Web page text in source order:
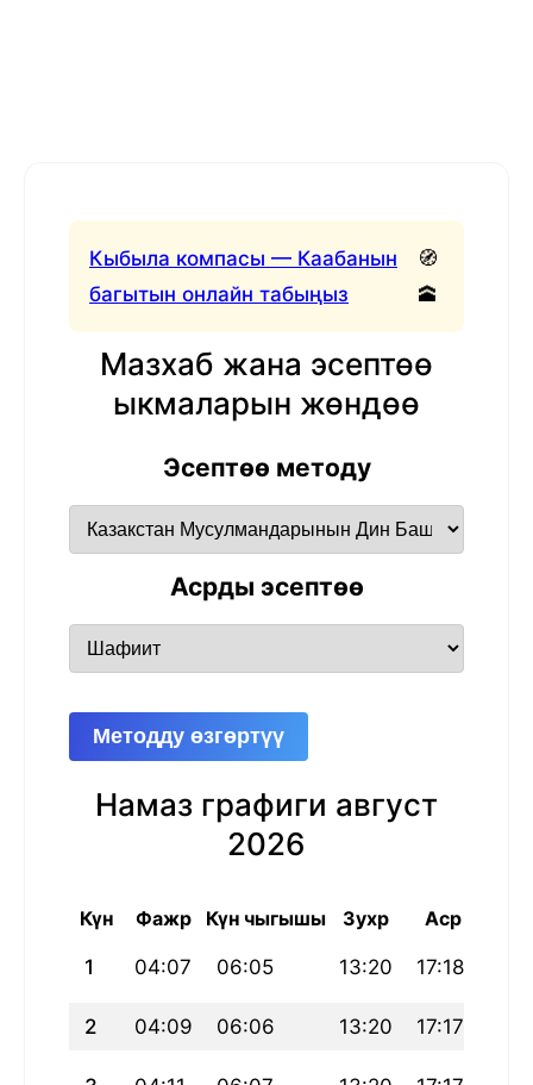
Кыбыла компасы — Каабанын
багытын онлайн табыңыз
🧭
🕋
Мазхаб жана эсептөө
ыкмаларын жөндөө
Эсептөө методу
Асрды эсептөө
Методду өзгөртүү
Намаз графиги август
2026
Күн Фажр Күн чыгышы Зухр Аср
1 04:07 06:05 13:20 17:18
2 04:09 06:06 13:20 17:17